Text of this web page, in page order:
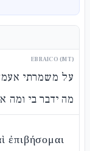
EBRAICO (MT)
על משמרתי
מה ידבר בי ומה
ἐπιβήσομαι